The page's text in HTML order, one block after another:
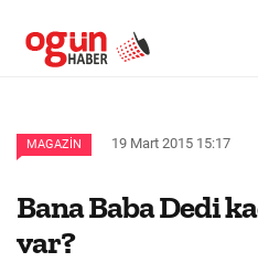
MAGAZIN 19 Mart 2015 15:17
Bana Baba Dedi
var?